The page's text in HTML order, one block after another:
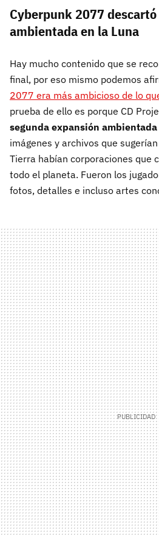
Cyberpunk 2077
ambientada en la Luna
Hay mucho contenido que se
final, por eso mismo podemos
2077 era más ambicioso de lo
prueba de ello es porque CD
segunda expansión
imágenes y archivos que
Tierra habían corporaciones que
todo el planeta. Fueron los
fotos, detalles e incluso artes